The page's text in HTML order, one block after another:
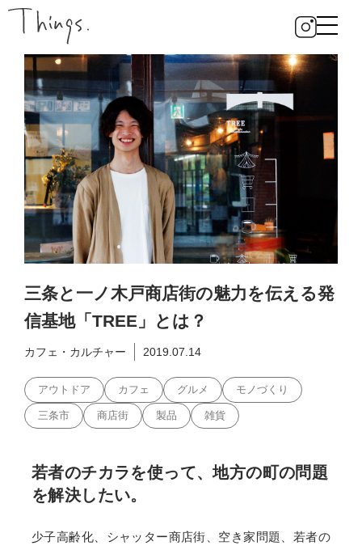
三条と一ノ木戸商店街の魅力を伝える発
信基地「TREE」とは？
カフェ・カルチャー 2019.07.14
アウトドア カフェ グルメ モノづくり
三条市 商店街 製品 雑貨
若者のチカラを使って、地方の町の問題
を解決したい。
少子高齢化、シャッター商店街、空き家問題、若者の